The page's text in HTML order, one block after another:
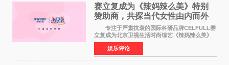
赛立复成为《辣妈辣么美》特别
赞助商，共探当代女性由内而外
活力美
专注于严肃抗衰的国际科研品牌CELFULL赛
立复成为北京卫视生活时尚综艺《辣妈辣么美》
的特别赞助商,明星辣妈袁咏仪倾情参与，向广大
都市女性传递健康生活新主张，寄语当代女性在
家庭与自我之间
娱乐评论